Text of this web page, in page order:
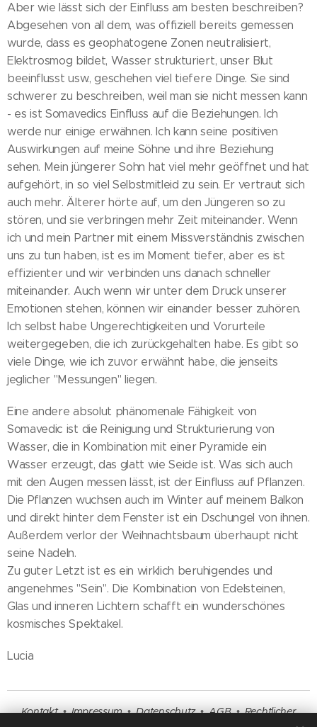
Aber wie lässt sich der Einfluss am besten beschreiben?
Abgesehen von all dem, was offiziell bereits gemessen
wurde, dass es geophatogene Zonen neutralisiert,
Elektrosmog bildet, Wasser strukturiert, unser Blut
beeinflusst usw., geschehen viel tiefere Dinge. Sie sind
schwerer zu beschreiben, weil man sie nicht messen kann
- es ist Somavedics Einfluss auf die Beziehungen. Ich
werde nur einige erwähnen. Ich kann seine positiven
Auswirkungen auf meine Söhne und ihre Beziehung
sehen. Mein jüngerer Sohn hat viel mehr geöffnet und hat
aufgehört, in so viel Selbstmitleid zu sein. Er vertraut sich
auch mehr. Älterer hörte auf, um den Jüngeren so zu
stören, und sie verbringen mehr Zeit miteinander. Wenn
ich und mein Partner mit einem Missverständnis zwischen
uns zu tun haben, ist es im Moment tiefer, aber es ist
effizienter und wir verbinden uns danach schneller
miteinander. Auch wenn wir unter dem Druck unserer
Emotionen stehen, können wir einander besser zuhören.
Ich selbst habe Ungerechtigkeiten und Vorurteile
weitergegeben, die ich zurückgehalten habe. Es gibt so
viele Dinge, wie ich zuvor erwähnt habe, die jenseits
jeglicher "Messungen" liegen.
Eine andere absolut phänomenale Fähigkeit von
Somavedic ist die Reinigung und Strukturierung von
Wasser, die in Kombination mit einer Pyramide ein
Wasser erzeugt, das glatt wie Seide ist. Was sich auch
mit den Augen messen lässt, ist der Einfluss auf Pflanzen.
Die Pflanzen wuchsen auch im Winter auf meinem Balkon
und direkt hinter dem Fenster ist ein Dschungel von ihnen.
Außerdem verlor der Weihnachtsbaum überhaupt nicht
seine Nadeln.
Zu guter Letzt ist es ein wirklich beruhigendes und
angenehmes "Sein". Die Kombination von Edelsteinen,
Glas und inneren Lichtern schafft ein wunderschönes
kosmisches Spektakel.
Lucia
Kontakt•Impressum•Datenschutz•AGB•Rechtlicher